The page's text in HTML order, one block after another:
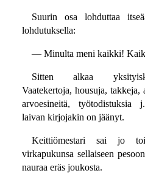
Suurin osa lohduttaa
lohdutuksella:
— Minulta meni kaikki!
Sitten alkaa
Vaatekertoja, housuja, takkeja,
arvoesineitä, työtodistuksia
laivan kirjojakin on jäänyt.
Keittiömestari sai jo
virkapukunsa sellaiseen
nauraa eräs joukosta.